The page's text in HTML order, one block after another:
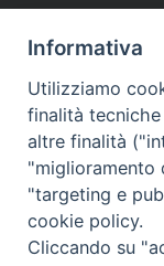
DIOCESI
Contatti:
E-
Orari: dal
Lunedì,
Informativa
Utilizziamo
finalità
altre finalità
"miglioramento
"targeting e
cookie policy.
Cliccando su